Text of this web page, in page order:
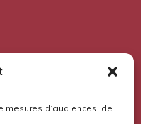
mesures d’audiences, de